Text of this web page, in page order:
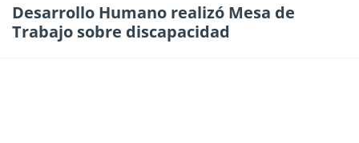
Desarrollo Humano realizó Mesa de
Trabajo sobre discapacidad